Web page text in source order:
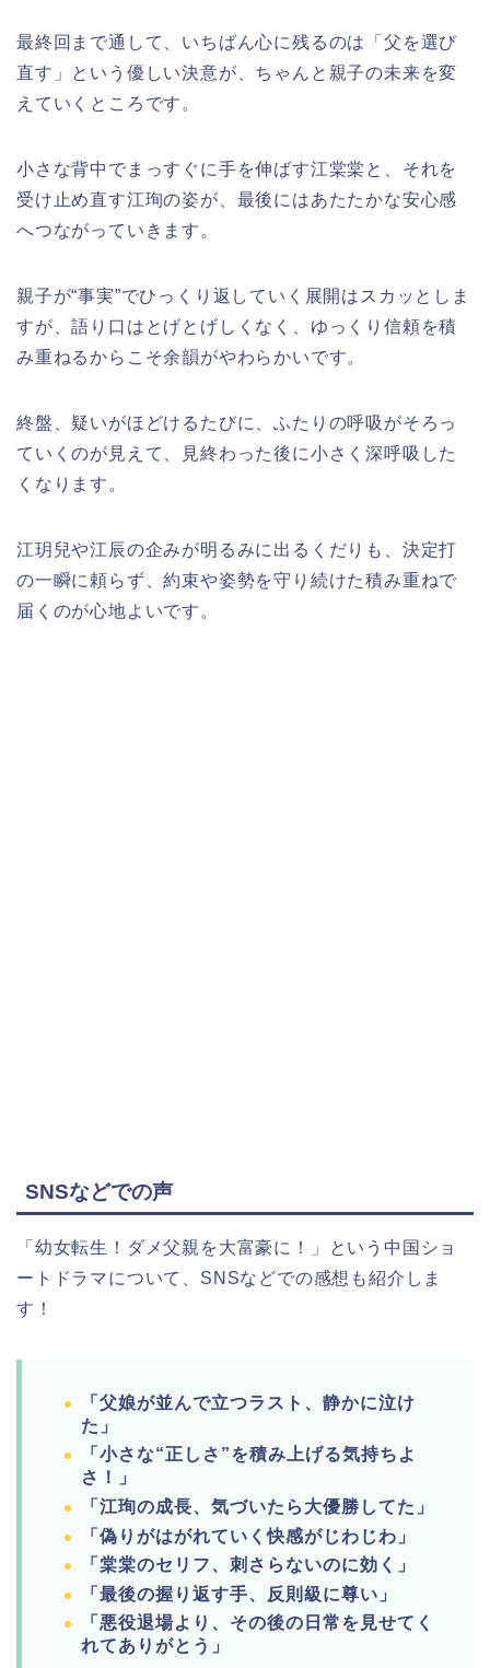
最終回まで通して、いちばん心に残るのは「父を選び
直す」という優しい決意が、ちゃんと親子の未来を変
えていくところです。
小さな背中でまっすぐに手を伸ばす江棠棠と、それを
受け止め直す江珣の姿が、最後にはあたたかな安心感
へつながっていきます。
親子が“事実”でひっくり返していく展開はスカッとしま
すが、語り口はとげとげしくなく、ゆっくり信頼を積
み重ねるからこそ余韻がやわらかいです。
終盤、疑いがほどけるたびに、ふたりの呼吸がそろっ
ていくのが見えて、見終わった後に小さく深呼吸した
くなります。
江玥兒や江辰の企みが明るみに出るくだりも、決定打
の一瞬に頼らず、約束や姿勢を守り続けた積み重ねで
届くのが心地よいです。
SNSなどでの声
「幼女転生！ダメ父親を大富豪に！」
という中国ショ
ートドラマについて、SNSなどでの感想も紹介しま
す！
「父娘が並んで立つラスト、静かに泣け
た」
「小さな“正しさ”を積み上げる気持ちよ
さ！」
「江珣の成長、気づいたら大優勝してた」
「偽りがはがれていく快感がじわじわ」
「棠棠のセリフ、刺さらないのに効く」
「最後の握り返す手、反則級に尊い」
「悪役退場より、その後の日常を見せてく
れてありがとう」